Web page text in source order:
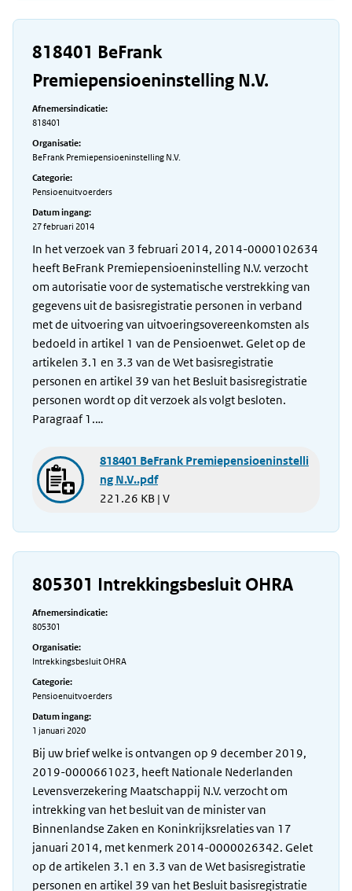
818401 BeFrank
Premiepensioeninstelling N.V.
Afnemersindicatie:
818401
Organisatie:
BeFrank Premiepensioeninstelling N.V.
Categorie:
Pensioenuitvoerders
Datum ingang:
27 februari 2014
In het verzoek van 3 februari 2014, 2014-0000102634
heeft BeFrank Premiepensioeninstelling N.V. verzocht
om autorisatie voor de systematische verstrekking van
gegevens uit de basisregistratie personen in verband
met de uitvoering van uitvoeringsovereenkomsten als
bedoeld in artikel 1 van de Pensioenwet. Gelet op de
artikelen 3.1 en 3.3 van de Wet basisregistratie
personen en artikel 39 van het Besluit basisregistratie
personen wordt op dit verzoek als volgt besloten.
Paragraaf 1.…
818401 BeFrank Premiepensioeninstelli
ng N.V..pdf
221.26 KB | V
805301 Intrekkingsbesluit OHRA
Afnemersindicatie:
805301
Organisatie:
Intrekkingsbesluit OHRA
Categorie:
Pensioenuitvoerders
Datum ingang:
1 januari 2020
Bij uw brief welke is ontvangen op 9 december 2019,
2019-0000661023, heeft Nationale Nederlanden
Levensverzekering Maatschappij N.V. verzocht om
intrekking van het besluit van de minister van
Binnenlandse Zaken en Koninkrijksrelaties van 17
januari 2014, met kenmerk 2014-0000026342. Gelet
op de artikelen 3.1 en 3.3 van de Wet basisregistratie
personen en artikel 39 van het Besluit basisregistratie